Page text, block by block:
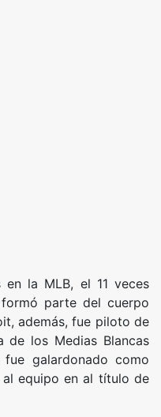
la MLB, el 11 veces
parte del cuerpo
además, fue piloto de
de los Medias Blancas
galardonado como
al equipo en al título de